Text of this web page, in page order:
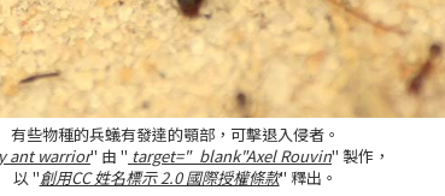
有些物種的兵蟻有發達的顎部，可擊退入侵者。
ant warrior" 由 " target="_blank"Axel Rouvin" 製作，
以 "創用CC 姓名標示 2.0 國際授權條款" 釋出。